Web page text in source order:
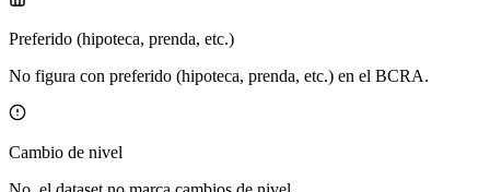
Preferido (hipoteca, prenda, etc.)
No figura con preferido (hipoteca, prenda, etc.) en el BCRA.
Cambio de nivel